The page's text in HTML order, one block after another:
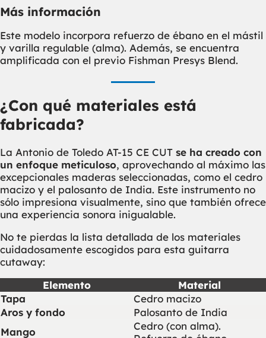
Más información
Este modelo incorpora refuerzo de ébano en el mástil
y varilla regulable (alma). Además, se encuentra
amplificada con el previo Fishman Presys Blend.
¿Con qué materiales está
fabricada?
La Antonio de Toledo AT-15 CE CUT se ha creado con
un enfoque meticuloso, aprovechando al máximo las
excepcionales maderas seleccionadas, como el cedro
macizo y el palosanto de India. Este instrumento no
sólo impresiona visualmente, sino que también ofrece
una experiencia sonora inigualable.
No te pierdas la lista detallada de los materiales
cuidadosamente escogidos para esta guitarra
cutaway:
Elemento
Material
Tapa
Cedro macizo
Aros y fondo
Palosanto de India
Mango
Cedro (con alma).